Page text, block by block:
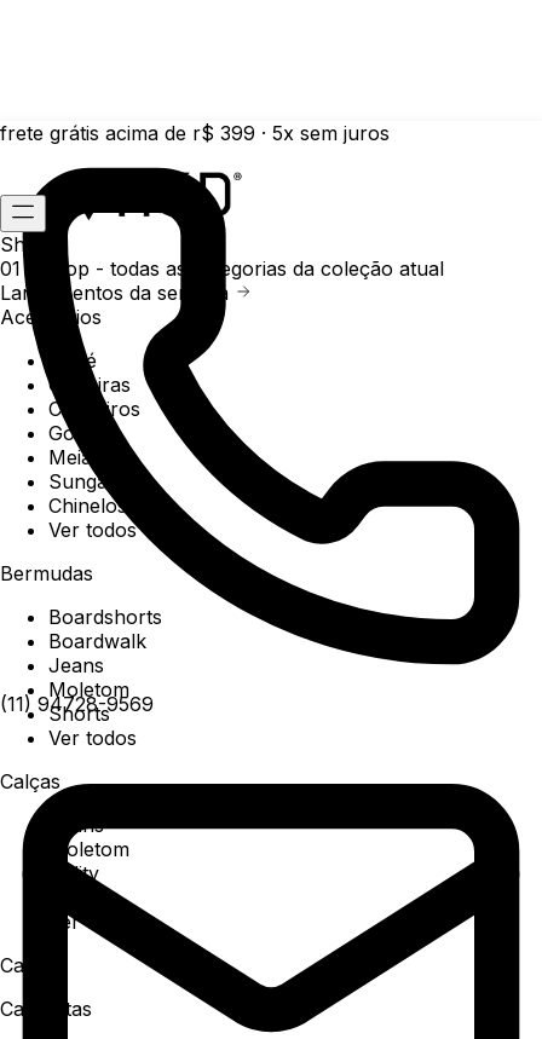
frete grátis acima de r$ 399 · 5x sem juros
(11) 94728-9569
Shop
01 /
Shop - todas as categorias da coleção atual
Lançamentos da semana
Acessórios
Boné
Carteiras
Chaveiros
Gorros
Meias
Sunga
Chinelos
Ver todos
Bermudas
Boardshorts
Boardwalk
Jeans
Moletom
Shorts
Ver todos
Calças
Jeans
Moletom
Utility
Ver todos
Camisa
Camisetas